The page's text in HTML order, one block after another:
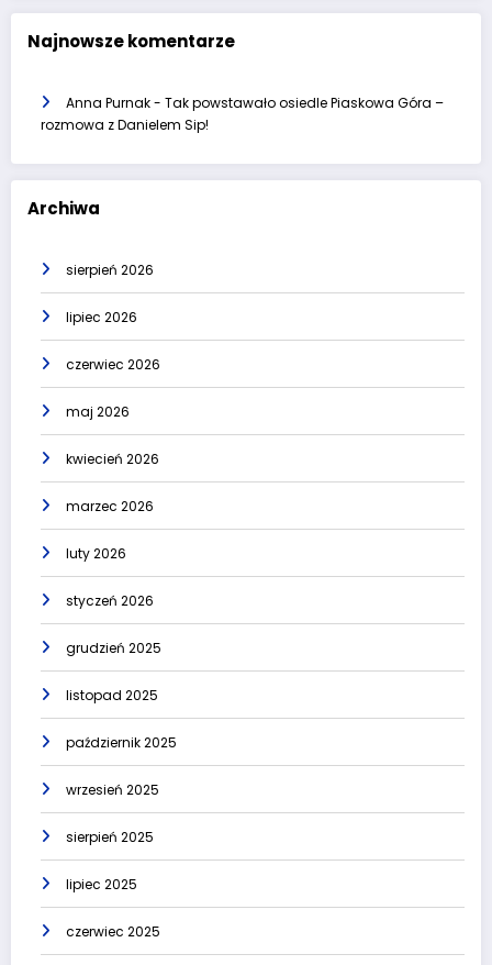
Najnowsze komentarze
Anna Purnak- Tak powstawało osiedle Piaskowa Góra –
rozmowa z Danielem Sip!
Archiwa
sierpień 2026
lipiec 2026
czerwiec 2026
maj 2026
kwiecień 2026
marzec 2026
luty 2026
styczeń 2026
grudzień 2025
listopad 2025
październik 2025
wrzesień 2025
sierpień 2025
lipiec 2025
czerwiec 2025